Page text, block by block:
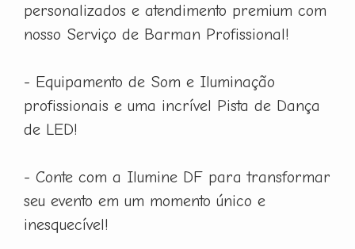
personalizados e atendimento premium com
nosso Serviço de Barman Profissional!
- Equipamento de Som e Iluminação
profissionais e uma incrível Pista de Dança
de LED!
- Conte com a Ilumine DF para transformar
seu evento em um momento único e
inesquecível!